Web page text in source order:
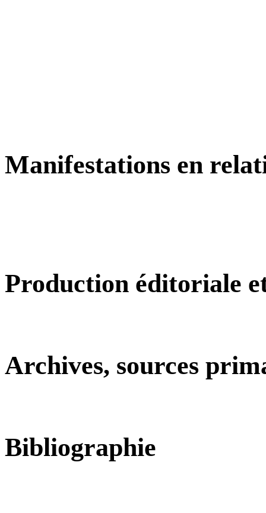
Manifestations en
Production éditoriale
Archives, sources
Bibliographie